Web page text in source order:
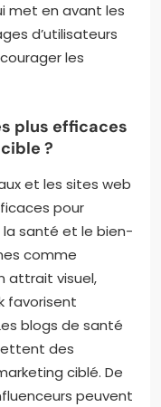
met en avant les
d’utilisateurs
les
plus efficaces
?
et les sites web
pour
santé et le bien-
comme
attrait visuel,
favorisent
blogs de santé
des
ciblé. De
peuvent